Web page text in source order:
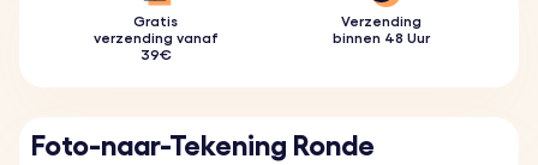
Gratis
verzending vanaf
39€
Verzending
binnen 48 Uur
Foto-naar-Tekening Ronde